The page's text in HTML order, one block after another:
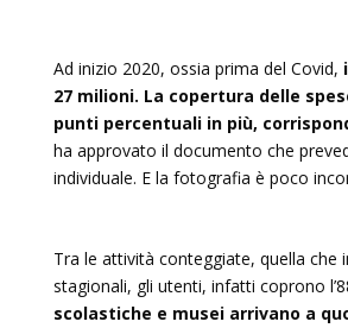
Ad inizio 2020, ossia prima del Covid,
27 milioni. La copertura delle
punti percentuali in più,
ha approvato il documento che
individuale. E la fotografia è poco
Tra le attività conteggiate, quella che
stagionali, gli utenti, infatti coprono
scolastiche e musei arrivano a